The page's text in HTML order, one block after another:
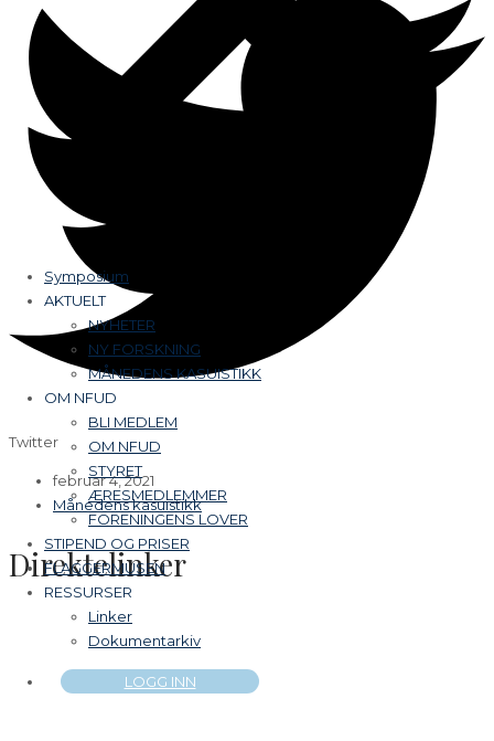
Symposium
AKTUELT
NYHETER
NY FORSKNING
MÅNEDENS KASUISTIKK
OM NFUD
BLI MEDLEM
OM NFUD
STYRET
ÆRESMEDLEMMER
FORENINGENS LOVER
STIPEND OG PRISER
FLAGGERMUSEN
RESSURSER
Linker
Dokumentarkiv
LOGG INN
Twitter
februar 4, 2021
Månedens kasuistikk
Direktelinker